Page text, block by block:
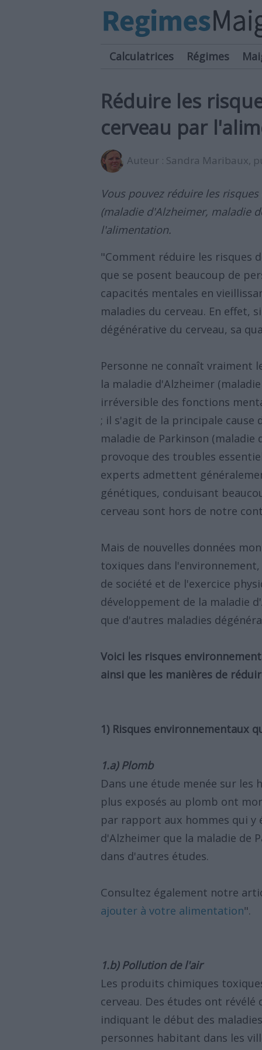
Calculatrices Régimes
Réduire les
cerveau par
Auteur : Sandra Maribaux,
Vous pouvez réduire les
(maladie d'Alzheimer, maladie
l'alimentation.
"Comment réduire les risques
que se posent beaucoup de
capacités mentales en
maladies du cerveau. En effet,
dégénérative du cerveau, sa
Personne ne connaît vraiment
la maladie d'Alzheimer
irréversible des fonctions
; il s'agit de la principale cause
maladie de Parkinson
provoque des troubles
experts admettent
génétiques, conduisant
cerveau sont hors de notre
Mais de nouvelles données
toxiques dans
de société et de l'exercice
développement de la maladie
que d'autres maladies
Voici les risques
ainsi que les manières de
1) Risques environnementaux
1.a) Plomb
Dans une étude menée sur
plus exposés au plomb ont
par rapport aux hommes qui y
d'Alzheimer que la maladie de
dans d'autres études.
Consultez également notre
ajouter à votre alimentation".
1.b) Pollution de l'air
Les produits chimiques
cerveau. Des études ont révélé
indiquant le début des
personnes habitant dans les